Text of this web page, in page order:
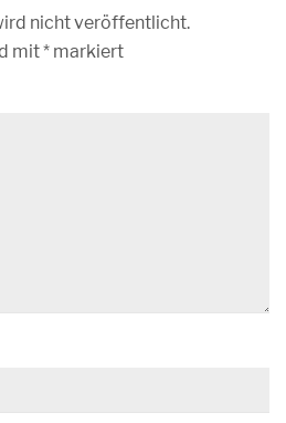
nicht veröffentlicht.
mit* markiert